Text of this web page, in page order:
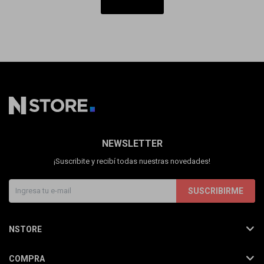
NEWSLETTER
¡Suscribite y recibí todas nuestras novedades!
SUSCRIBIRME
NSTORE
COMPRA